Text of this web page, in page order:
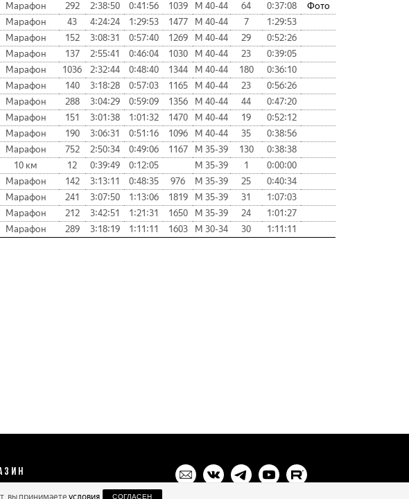
Марафон 292 2:38:50 0:41:56 1039 М 40-44 64 0:37:08
Фото
Марафон 43 4:24:24 1:29:53 1477 М 40-44 7
1:29:53
Марафон 152 3:08:31 0:57:40 1269 М 40-44 29
0:52:26
Марафон 137 2:55:41 0:46:04 1030 М 40-44 23
0:39:05
Марафон 1036 2:32:44 0:48:40 1344 М 40-44 180
0:36:10
Марафон 140 3:18:28 0:57:03 1165 М 40-44 23
0:56:26
Марафон 288 3:04:29 0:59:09 1356 М 40-44 44
0:47:20
Марафон 151 3:01:38 1:01:32 1470 М 40-44 19
0:52:12
Марафон 190 3:06:31 0:51:16 1096 М 40-44 35
0:38:56
Марафон 752 2:50:34 0:49:06 1167 М 35-39 130
0:38:38
10 км 12 0:39:49 0:12:05 М 35-39 1
0:00:00
Марафон 142 3:13:11 0:48:35 976 М 35-39 25
0:40:34
Марафон 241 3:07:50 1:13:06 1819 М 35-39 31
1:07:03
Марафон 212 3:42:51 1:21:31 1650 М 35-39 24
1:01:27
Марафон 289 3:18:19 1:11:11 1603 М 30-34 30 1:11:11
вы принимаетеусловия СОГЛАСЕН